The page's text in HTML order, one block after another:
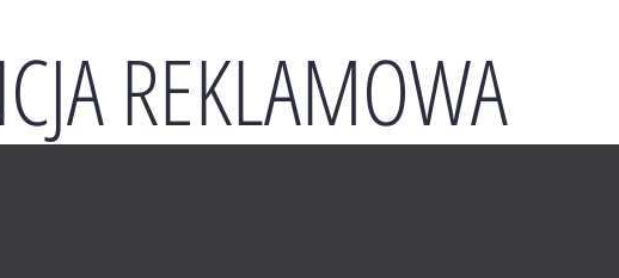
REKLAMOWA